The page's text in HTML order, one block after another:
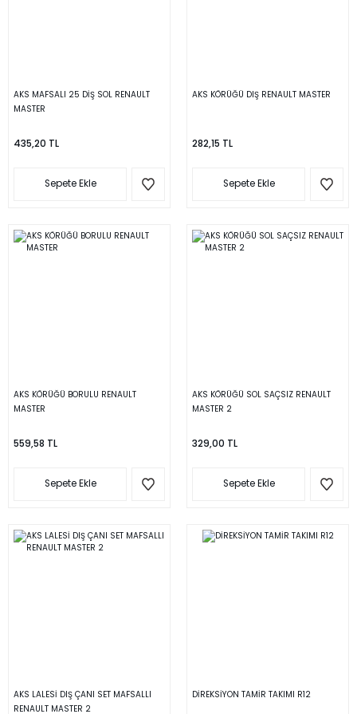
AKS MAFSALI 25 DİŞ SOL RENAULT
MASTER
435,20 TL
Sepete Ekle
AKS KÖRÜĞÜ DIŞ RENAULT MASTER
282,15 TL
Sepete Ekle
AKS KÖRÜĞÜ BORULU RENAULT
MASTER
559,58 TL
Sepete Ekle
AKS KÖRÜĞÜ SOL SAÇSIZ RENAULT
MASTER 2
329,00 TL
Sepete Ekle
AKS LALESİ DIŞ ÇANI SET MAFSALLI
RENAULT MASTER 2
DİREKSİYON TAMİR TAKIMI R12